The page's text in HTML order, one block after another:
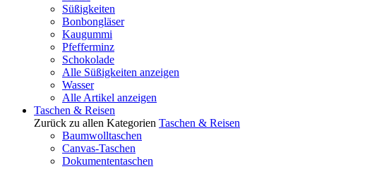
Süßigkeiten
Bonbongläser
Kaugummi
Pfefferminz
Schokolade
Alle Süßigkeiten anzeigen
Wasser
Alle Artikel anzeigen
Taschen & Reisen
Zurück zu allen Kategorien Taschen & Reisen
Baumwolltaschen
Canvas-Taschen
Dokumententaschen